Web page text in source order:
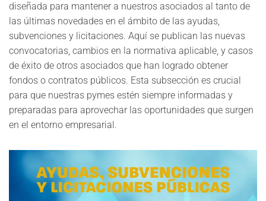
diseñada para mantener a nuestros asociados al tanto de
las últimas novedades en el ámbito de las ayudas,
subvenciones y licitaciones. Aquí se publican las nuevas
convocatorias, cambios en la normativa aplicable, y casos
de éxito de otros asociados que han logrado obtener
fondos o contratos públicos. Esta subsección es crucial
para que nuestras pymes estén siempre informadas y
preparadas para aprovechar las oportunidades que surgen
en el entorno empresarial.